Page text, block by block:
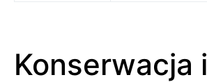
Konserwacja i